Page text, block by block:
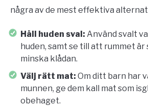
några av de mest effektiva
Håll huden sval: Använd svalt
huden, samt se till att rummet
minska klådan.
Välj rätt mat: Om ditt barn har
munnen, ge dem kall mat som
obehaget.